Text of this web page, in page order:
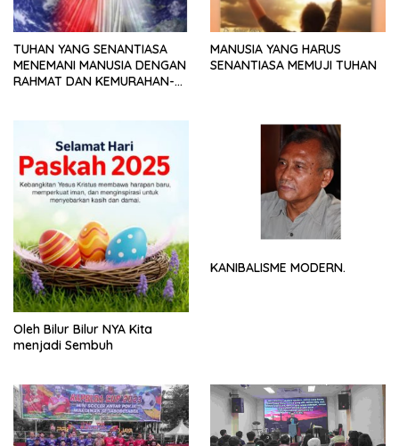
TUHAN YANG SENANTIASA
MENEMANI MANUSIA DENGAN
RAHMAT DAN KEMURAHAN-
MANUSIA YANG HARUS
SENANTIASA MEMUJI TUHAN
Oleh Bilur Bilur NYA Kita
menjadi Sembuh
KANIBALISME MODERN.